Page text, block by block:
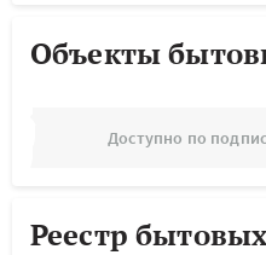
Объекты
Доступно по
Реестр